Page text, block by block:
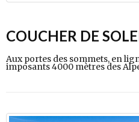
COUCHER DE
Aux portes des sommets, en
imposants 4000 mètres des